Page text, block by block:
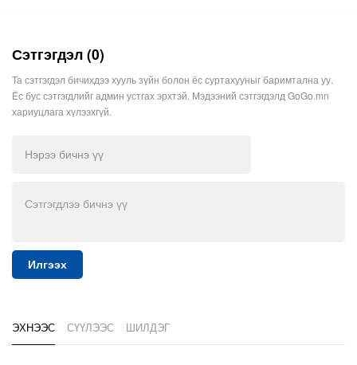
Сэтгэгдэл (0)
Та сэтгэгдэл бичихдээ хууль зүйн болон ёс суртахууныг баримтална уу.
Ёс бус сэтгэгдлийг админ устгах эрхтэй. Мэдээний сэтгэгдэлд GoGo.mn
хариуцлага хүлээхгүй.
Илгээх
ЭХНЭЭС СҮҮЛЭЭС ШИЛДЭГ